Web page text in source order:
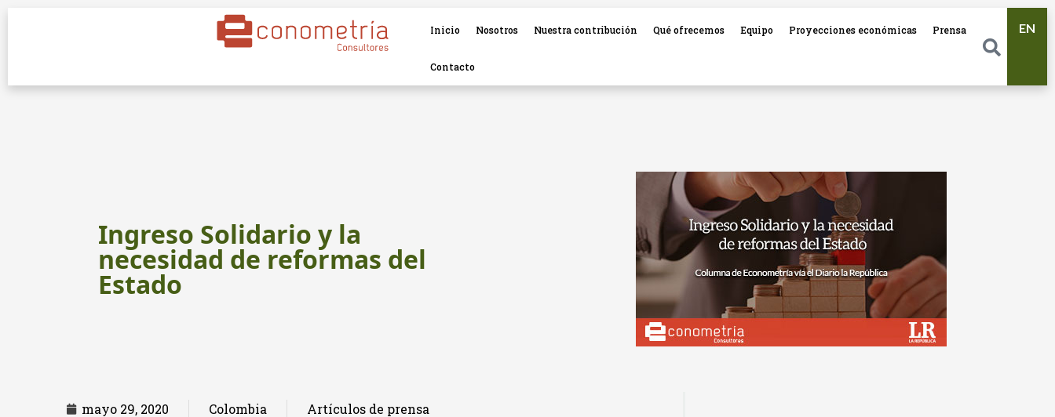
Inicio Nosotros Nuestra contribución Qué ofrecemos Equipo Proyecciones económicas Prensa
Contacto
EN
Ingreso Solidario y la
necesidad de reformas del
Estado
mayo 29, 2020 Colombia Artículos de prensa